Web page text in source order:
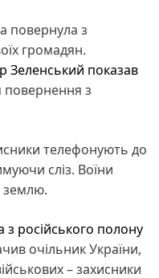
повернула з
громадян.
Зеленський показав
повернення з
телефонують до
сліз. Воїни
землю.
з російського полону
очільник України,
– захисники